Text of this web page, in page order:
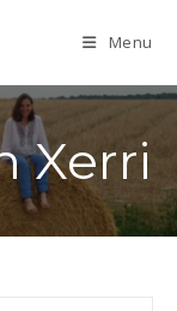
Menu
Xerri